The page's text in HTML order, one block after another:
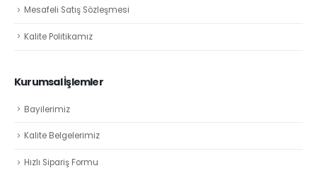
Mesafeli Satış Sözleşmesi
Kalite Politikamız
Kurumsal İşlemler
Bayilerimiz
Kalite Belgelerimiz
Hızlı Sipariş Formu